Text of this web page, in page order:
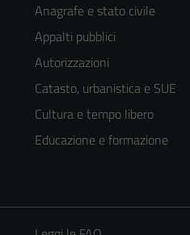
Anagrafe e stato civile
Appalti pubblici
Autorizzazioni
Catasto, urbanistica e SUE
Cultura e tempo libero
Educazione e formazione